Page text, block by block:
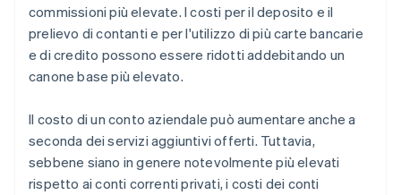
commissioni più elevate. I costi per il deposito e il
prelievo di contanti e per l'utilizzo di più carte bancarie
e di credito possono essere ridotti addebitando un
canone base più elevato.
Il costo di un conto aziendale può aumentare anche a
seconda dei servizi aggiuntivi offerti. Tuttavia,
sebbene siano in genere notevolmente più elevati
rispetto ai conti correnti privati, i costi dei conti